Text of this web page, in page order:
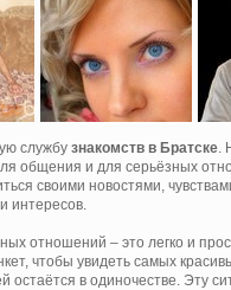
службу знакомств в Братске.
общения и для серьёзных
своими новостями,
интересов.
отношений – это легко и
чтобы увидеть самых
остаётся в одиночестве. Эту